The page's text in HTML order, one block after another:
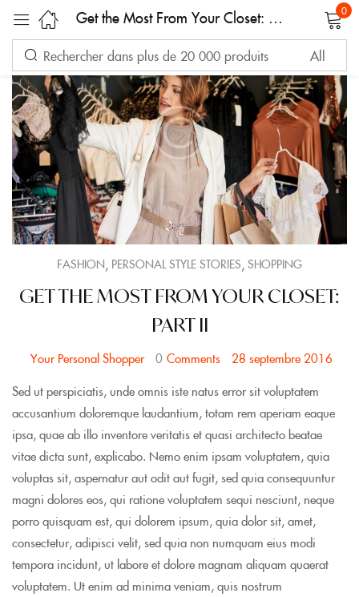
Get the Most From Your Closet: Part II 0
FASHION, PERSONAL STYLE STORIES, SHOPPING
GET THE MOST FROM YOUR CLOSET:
PART II
Your Personal Shopper 0 Comments
28 septembre 2016
Sed ut perspiciatis, unde omnis iste natus error sit voluptatem
accusantium doloremque laudantium, totam rem aperiam eaque
ipsa, quae ab illo inventore veritatis et quasi architecto beatae
vitae dicta sunt, explicabo. Nemo enim ipsam voluptatem, quia
voluptas sit, aspernatur aut odit aut fugit, sed quia consequuntur
magni dolores eos, qui ratione voluptatem sequi nesciunt, neque
porro quisquam est, qui dolorem ipsum, quia dolor sit, amet,
consectetur, adipisci velit, sed quia non numquam eius modi
tempora incidunt, ut labore et dolore magnam aliquam quaerat
voluptatem. Ut enim ad minima veniam, quis nostrum
Sign in
Remember me Lost password?
LOG IN
CREATE AN ACCOUNT